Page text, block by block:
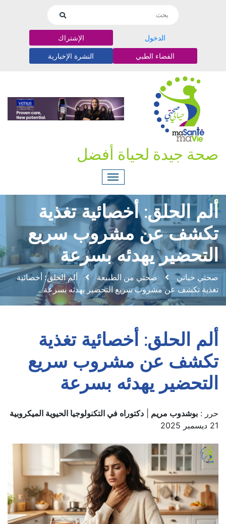
الدخول الإشتراك
الفضاء الطبي النشرة الإخبارية
صحة جيدة لحياة أفضل
ألم الحلق: أخصائية تغذية
تكشف عن مشروب سريع
التحضير يهدئه بسرعة
صحتي حياتي صحتي من الطبيعة
ألم الحلق: أخصائية
تغذية تكشف عن مشروب سريع التحضير يهدئه بسرعة
ألم الحلق: أخصائية تغذية
تكشف عن مشروب سريع
التحضير يهدئه بسرعة
حرر : بوشدوب مريم
دكتوراه في التكنولوجيا الحيوية الميكروبية
21 ديسمبر 2025